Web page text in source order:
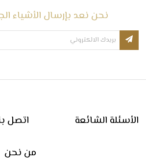
نحن نعد بإرسال الأشياء
اتصل الأسئلة الشائعة
من نحن